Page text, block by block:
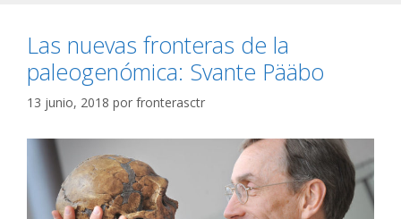
Las nuevas fronteras de la
paleogenómica: Svante Pääbo
13 junio, 2018 por fronterasctr